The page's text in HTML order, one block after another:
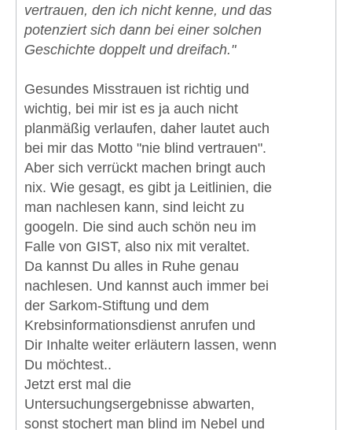
vertrauen, den ich nicht kenne, und das
potenziert sich dann bei einer solchen
Geschichte doppelt und dreifach."
Gesundes Misstrauen ist richtig und
wichtig, bei mir ist es ja auch nicht
planmäßig verlaufen, daher lautet auch
bei mir das Motto "nie blind vertrauen".
Aber sich verrückt machen bringt auch
nix. Wie gesagt, es gibt ja Leitlinien, die
man nachlesen kann, sind leicht zu
googeln. Die sind auch schön neu im
Falle von GIST, also nix mit veraltet.
Da kannst Du alles in Ruhe genau
nachlesen. Und kannst auch immer bei
der Sarkom-Stiftung und dem
Krebsinformationsdienst anrufen und
Dir Inhalte weiter erläutern lassen, wenn
Du möchtest..
Jetzt erst mal die
Untersuchungsergebnisse abwarten,
sonst stochert man blind im Nebel und